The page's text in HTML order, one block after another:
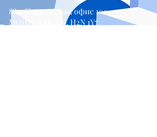
8815 Парк Авеню, офис 100
МОНРЕАЛЬ, КК, H2N 1Y7